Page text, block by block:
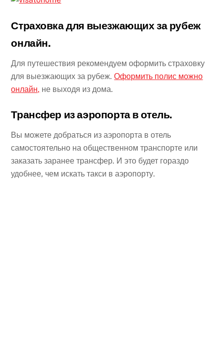
Страховка для выезжающих за рубеж
онлайн.
Для путешествия рекомендуем оформить страховку
для выезжающих за рубеж.Оформить полис можно
онлайн, не выходя из дома.
Трансфер из аэропорта в отель.
Вы можете добраться из аэропорта в отель
самостоятельно на общественном транспорте или
заказать заранее трансфер. И это будет гораздо
удобнее, чем искать такси в аэропорту.